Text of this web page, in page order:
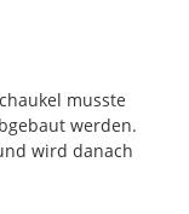
musste
werden.
wird danach